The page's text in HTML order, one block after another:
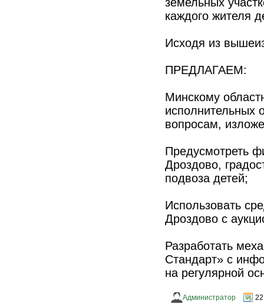
каждого жителя
Исходя из
ПРЕДЛАГАЕМ:
Минскому
исполнительных
вопросам,
Предусмотреть
Дроздово,
подвоза детей;
Использовать
Дроздово с
Разработать
Стандарт» с
на регулярной
Администратор